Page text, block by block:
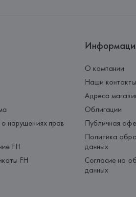
нарушениях прав
FH
FH
О компании
Наши контакты
Адреса
Облигации
Публичная
Политика
данных
Согласие на
данных